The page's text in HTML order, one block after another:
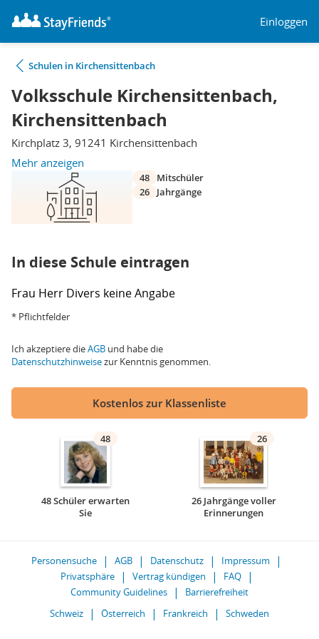
Einloggen
Schulen in Kirchensittenbach
Volksschule Kirchensittenbach,
Kirchensittenbach
Kirchplatz 3, 91241 Kirchensittenbach
Mehr anzeigen
48
Mitschüler
26
Jahrgänge
In diese Schule eintragen
Frau Herr Divers keine Angabe
* Pflichtfelder
Ich akzeptiere dieAGB und habe die
Datenschutzhinweisezur Kenntnis genommen.
Kostenlos zur Klassenliste
48
48 Schüler erwarten
Sie
26
26 Jahrgänge voller
Erinnerungen
Personensuche AGB Datenschutz
Impressum
Privatsphäre
Vertrag kündigen
FAQ
Community Guidelines
Barrierefreiheit
Schweiz
Österreich Frankreich Schweden